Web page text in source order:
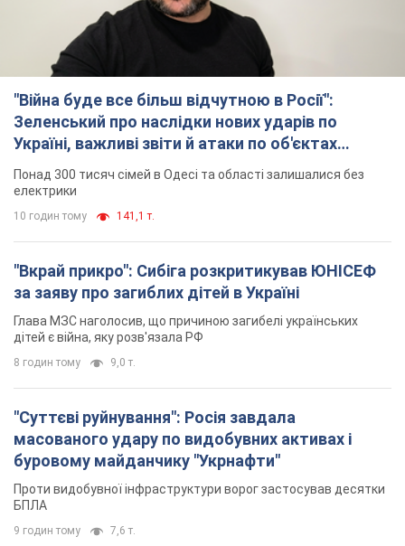
"Війна буде все більш відчутною в Росії":
Зеленський про наслідки нових ударів по
Україні, важливі звіти й атаки по об'єктах
ворога. Відео
Понад 300 тисяч сімей в Одесі та області залишалися без
електрики
10 годин тому 141,1 т.
"Вкрай прикро": Сибіга розкритикував ЮНІСЕФ
за заяву про загиблих дітей в Україні
Глава МЗС наголосив, що причиною загибелі українських
дітей є війна, яку розв'язала РФ
8 годин тому 9,0 т.
"Суттєві руйнування": Росія завдала
масованого удару по видобувних активах і
буровому майданчику "Укрнафти"
Проти видобувної інфраструктури ворог застосував десятки
БПЛА
9 годин тому 7,6 т.